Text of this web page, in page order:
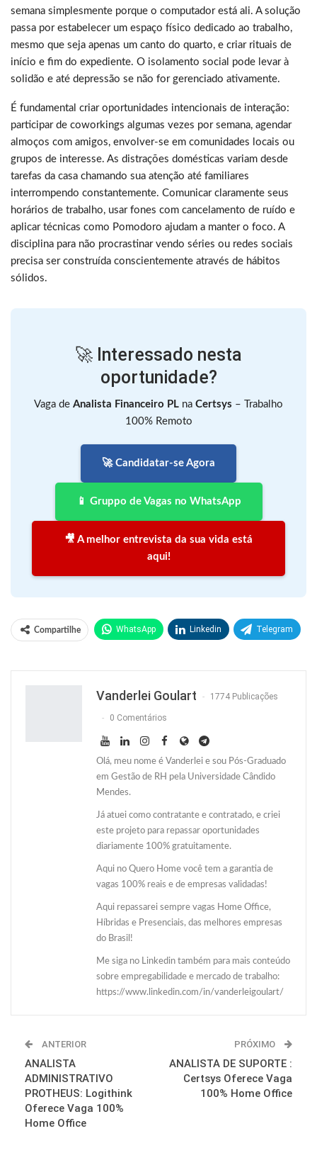
semana simplesmente porque o computador está ali. A solução
passa por estabelecer um espaço físico dedicado ao trabalho,
mesmo que seja apenas um canto do quarto, e criar rituais de
início e fim do expediente. O isolamento social pode levar à
solidão e até depressão se não for gerenciado ativamente.
É fundamental criar oportunidades intencionais de interação:
participar de coworkings algumas vezes por semana, agendar
almoços com amigos, envolver-se em comunidades locais ou
grupos de interesse. As distrações domésticas variam desde
tarefas da casa chamando sua atenção até familiares
interrompendo constantemente. Comunicar claramente seus
horários de trabalho, usar fones com cancelamento de ruído e
aplicar técnicas como Pomodoro ajudam a manter o foco. A
disciplina para não procrastinar vendo séries ou redes sociais
precisa ser construída conscientemente através de hábitos
sólidos.
🚀 Interessado nesta
oportunidade?
Vaga de Analista Financeiro PL na Certsys – Trabalho
100% Remoto
🚀 Candidatar-se Agora
📱 Gruppo de Vagas no WhatsApp
🎥 A melhor entrevista da sua vida está
aqui!
Compartilhe WhatsApp Linkedin Telegram
Vanderlei Goulart 1774 Publicações
0 Comentários
Olá, meu nome é Vanderlei e sou Pós-Graduado
em Gestão de RH pela Universidade Cândido
Mendes.
Já atuei como contratante e contratado, e criei
este projeto para repassar oportunidades
diariamente 100% gratuitamente.
Aqui no Quero Home você tem a garantia de
vagas 100% reais e de empresas validadas!
Aqui repassarei sempre vagas Home Office,
Híbridas e Presenciais, das melhores empresas
do Brasil!
Me siga no Linkedin também para mais conteúdo
sobre empregabilidade e mercado de trabalho:
https://www.linkedin.com/in/vanderleigoulart/
ANTERIOR
ANALISTA
ADMINISTRATIVO
PROTHEUS: Logithink
Oferece Vaga 100%
Home Office
PRÓXIMO
ANALISTA DE SUPORTE :
Certsys Oferece Vaga
100% Home Office